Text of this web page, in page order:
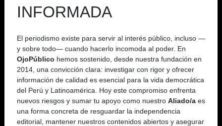
INFORMADA
El periodismo existe para servir al interés público, incluso —
y sobre todo— cuando hacerlo incomoda al poder. En
OjoPúblico hemos sostenido, desde nuestra fundación en
2014, una convicción clara: investigar con rigor y ofrecer
información de calidad es esencial para la vida democrática
del Perú y Latinoamérica. Hoy este compromiso enfrenta
nuevos riesgos y sumar tu apoyo como nuestro Aliado/a es
una forma concreta de resguardar la independencia
editorial, mantener nuestros contenidos abiertos y asegurar